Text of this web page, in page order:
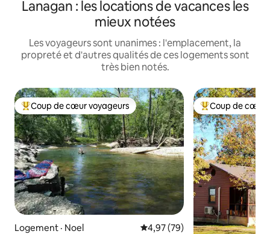
Lanagan : les locations de vacances les
mieux notées
Les voyageurs sont unanimes : l'emplacement, la
propreté et d'autres qualités de ces logements sont
très bien notés.
Coup de cœur voyageurs parmi les plus aimés
Coup de cœur voyageurs
Logement · Noel Note moyenne de 4,97 sur 5,
4,97 (79)
Coup de cœur
Coup de cœur